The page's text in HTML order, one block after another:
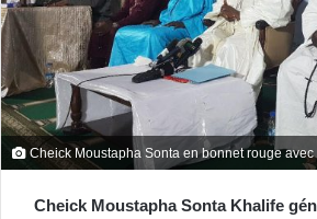
Cheick Moustapha Sonta en bonnet rouge
Cheick Moustapha Sonta Khalife